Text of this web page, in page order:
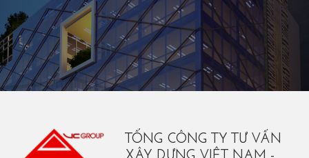
TỔNG CÔNG TY TƯ VẤN